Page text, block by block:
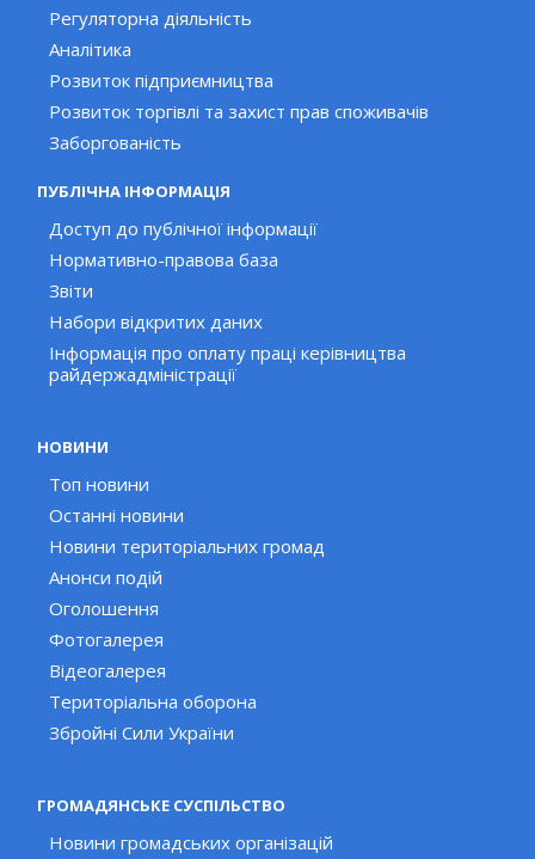
Регуляторна діяльність
Аналітика
Розвиток підприємництва
Розвиток торгівлі та захист прав споживачів
Заборгованість
ПУБЛІЧНА ІНФОРМАЦІЯ
Доступ до публічної інформації
Нормативно-правова база
Звіти
Набори відкритих даних
Інформація про оплату праці керівництва
райдержадміністрації
НОВИНИ
Топ новини
Останні новини
Новини територіальних громад
Анонси подій
Оголошення
Фотогалерея
Відеогалерея
Територіальна оборона
Збройні Сили України
ГРОМАДЯНСЬКЕ СУСПІЛЬСТВО
Новини громадських організацій